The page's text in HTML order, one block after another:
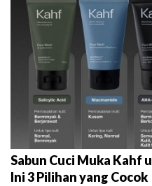
Sabun Cuci Muka Kahf
Ini 3 Pilihan yang Cocok